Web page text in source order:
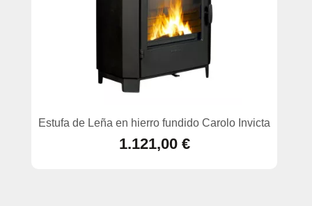
Estufa de Leña en hierro fundido Carolo Invicta
1.121,00 €